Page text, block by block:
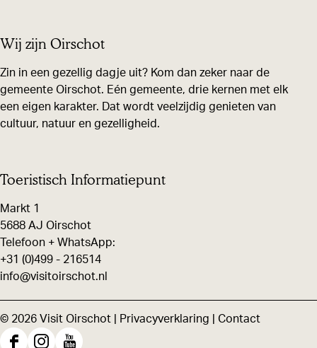
Wij zijn Oirschot
Zin in een gezellig dagje uit? Kom dan zeker naar de
gemeente Oirschot. Eén gemeente, drie kernen met elk
een eigen karakter. Dat wordt veelzijdig genieten van
cultuur, natuur en gezelligheid.
Toeristisch Informatiepunt
Markt 1
5688 AJ Oirschot
Telefoon + WhatsApp:
+31 (0)499 - 216514
info@visitoirschot.nl
© 2026 Visit Oirschot | Privacyverklaring Contact